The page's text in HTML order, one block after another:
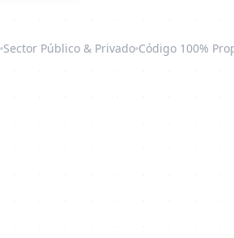
Sector Público & Privado Código 100%